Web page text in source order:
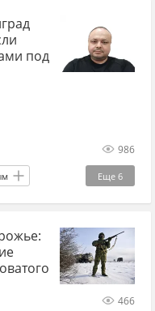
под
986
Еще 6
466